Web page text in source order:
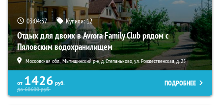
03:04:35 Купили:12
Отдых для двоих в Avrora Family Club рядом с
Пяловским водохранилищем
Московская обл., Мытищинский р-н, д. Степаньково, ул. Рождественская, д. 25
от 1426 руб.
до60600руб.
ПОДРОБНЕЕ